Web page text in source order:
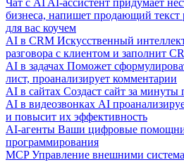
Чат с AI AI-ассистент придумает
бизнеса, напишет продающий текст
для вас коучем
AI в CRM Искусственный
разговора с клиентом и заполнит
AI в задачах Поможет
лист, проанализирует комментарии
AI в сайтах Создаст сайт за
AI в видеозвонках AI
и повысит их эффективность
AI-агенты Ваши цифровые
программирования
MCP Управление внешними